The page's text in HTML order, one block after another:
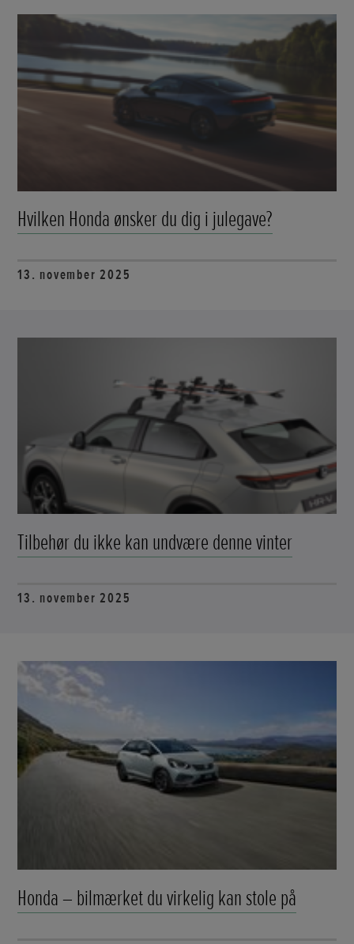
Hvilken Honda ønsker du dig i julegave?
13. november 2025
Tilbehør du ikke kan undvære denne vinter
13. november 2025
Honda – bilmærket du virkelig kan stole på